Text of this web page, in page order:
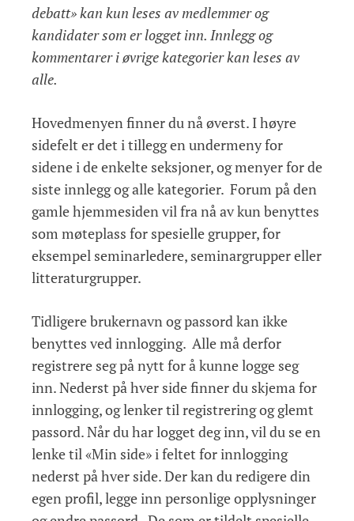
debatt» kan kun leses av medlemmer og
kandidater som er logget inn. Innlegg og
kommentarer i øvrige kategorier kan leses av
alle.
Hovedmenyen finner du nå øverst. I høyre
sidefelt er det i tillegg en undermeny for
sidene i de enkelte seksjoner, og menyer for de
siste innlegg og alle kategorier. Forum på den
gamle hjemmesiden vil fra nå av kun benyttes
som møteplass for spesielle grupper, for
eksempel seminarledere, seminargrupper eller
litteraturgrupper.
Tidligere brukernavn og passord kan ikke
benyttes ved innlogging. Alle må derfor
registrere seg på nytt for å kunne logge seg
inn. Nederst på hver side finner du skjema for
innlogging, og lenker til registrering og glemt
passord. Når du har logget deg inn, vil du se en
lenke til «Min side» i feltet for innlogging
nederst på hver side. Der kan du redigere din
egen profil, legge inn personlige opplysninger